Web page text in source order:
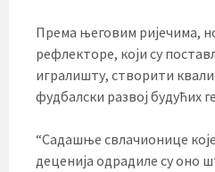
Према његовим ријечима,
рефлекторе, који су
игралишту, створити
фудбалски развој будућих
“Садашње свлачионице
деценија одрадиле су оно